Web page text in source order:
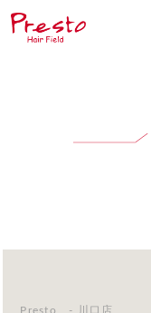
Presto - 川口店